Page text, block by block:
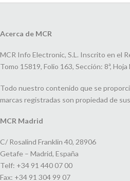
Acerca de MCR
MCR Info Electronic, S.L. Inscrito en el
Tomo 15819, Folio 163, Sección: 8ª,
Todo nuestro contenido que se
marcas registradas son propiedad de
MCR Madrid
C/ Rosalind Franklin 40, 28906
Getafe – Madrid, España
Telf: +34 91 440 07 00
Fax: +34 91 304 99 07